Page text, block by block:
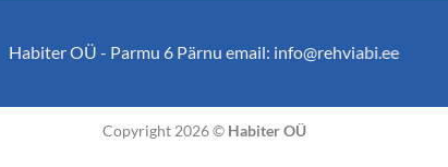
Habiter OÜ - Parmu 6 Pärnu email: info@rehviabi.ee
Copyright 2026 © Habiter OÜ